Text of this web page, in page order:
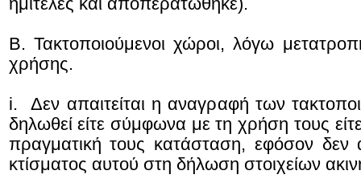
ημιτελές και αποπερατώθηκε).
Β. Τακτοποιούμενοι χώροι, λόγω
χρήσης.
i. Δεν απαιτείται η αναγραφή των
δηλωθεί είτε σύμφωνα με τη χρήση τους
πραγματική τους κατάσταση, εφόσον δεν
κτίσματος αυτού στη δήλωση στοιχείων